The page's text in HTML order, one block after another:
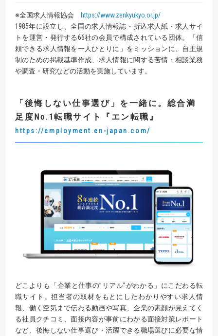
※全国求人情報協会
https://www.zenkyukyo.or.jp/
1985年に設立し、全国の求人情報誌・折込求人紙・求人サイ
トを運営・発行する66社の会員で構成されている団体。「信
頼できる求人情報を一人ひとりに」をミッションに、自主規
制のための掲載基準作成、求人情報に関する苦情・相談業務
や調査・研究などの活動を実施しています。
「後悔しない仕事選び」を一緒に。総合満
足度No.1転職サイト
『 エン転職 』
https://employment.en-japan.com/
どこよりも「企業と仕事の”リアル”がわかる」にこだわる転
職サイト。担当者の取材をもとにしたわかりやすい求人情
報、働く空気まで伝わる動画や写真、企業の素顔が見えてく
る社員クチコミ、面接内容が事前にわかる面接対策レポート
など、後悔しない仕事選び・活躍できる職場選びに必要な情